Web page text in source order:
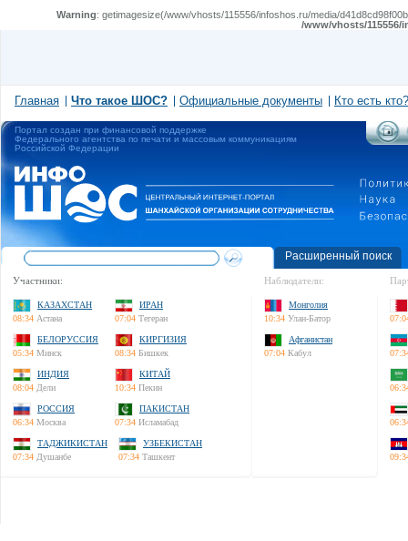
Warning: getimagesize(/www/vhosts/115556/infoshos.ru/media/
/www/vhosts/
Главная Что такое ШОС? Официальные документы Кто есть кто?
Портал создан при финансовой поддержке
Федерального агентства по печати и массовым коммуникациям
Российской Федерации
Расширенный поиск
Участники:
КАЗАХСТАН
08:34 Астана
ИРАН
07:04 Тегеран
БЕЛОРУССИЯ
05:34 Минск
КИРГИЗИЯ
08:34 Бишкек
ИНДИЯ
08:04 Дели
КИТАЙ
10:34 Пекин
РОССИЯ
06:34 Москва
ПАКИСТАН
07:34 Исламабад
ТАДЖИКИСТАН
07:34 Душанбе
УЗБЕКИСТАН
07:34 Ташкент
Наблюдатели:
Монголия
10:34 Улан-Батор
Афганистан
07:04 Кабул